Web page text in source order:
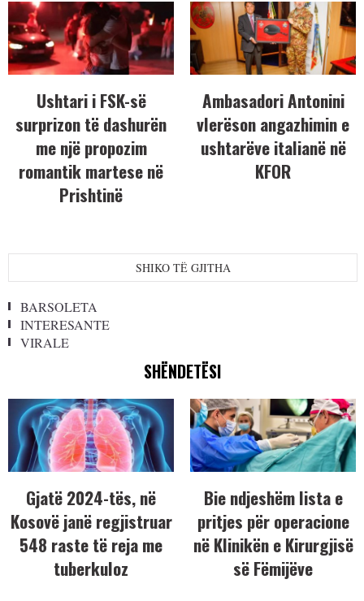
Ushtari i FSK-së
surprizon të dashurën
me një propozim
romantik martese në
Prishtinë
Ambasadori Antonini
vlerëson angazhimin e
ushtarëve italianë në
KFOR
SHIKO TË GJITHA
BARSOLETA
INTERESANTE
VIRALE
SHËNDETËSI
Gjatë 2024-tës, në
Kosovë janë regjistruar
548 raste të reja me
tuberkuloz
Bie ndjeshëm lista e
pritjes për operacione
në Klinikën e Kirurgjisë
së Fëmijëve